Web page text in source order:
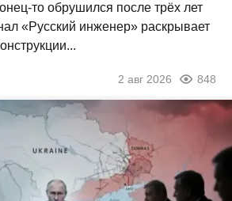
то обрушился после трёх лет
«Русский инженер» раскрывает
2 авг 2026 848